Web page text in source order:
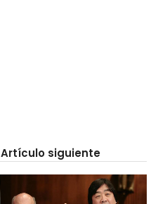
Artículo siguiente